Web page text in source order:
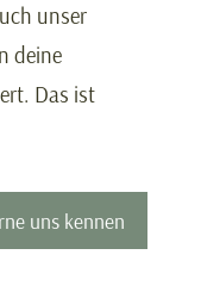
unser
deine
Das ist
uns kennen